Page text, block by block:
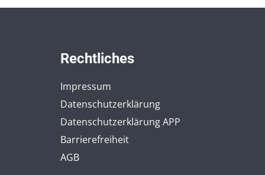
Rechtliches
Impressum
Datenschutzerklärung
Datenschutzerklärung APP
Barrierefreiheit
AGB